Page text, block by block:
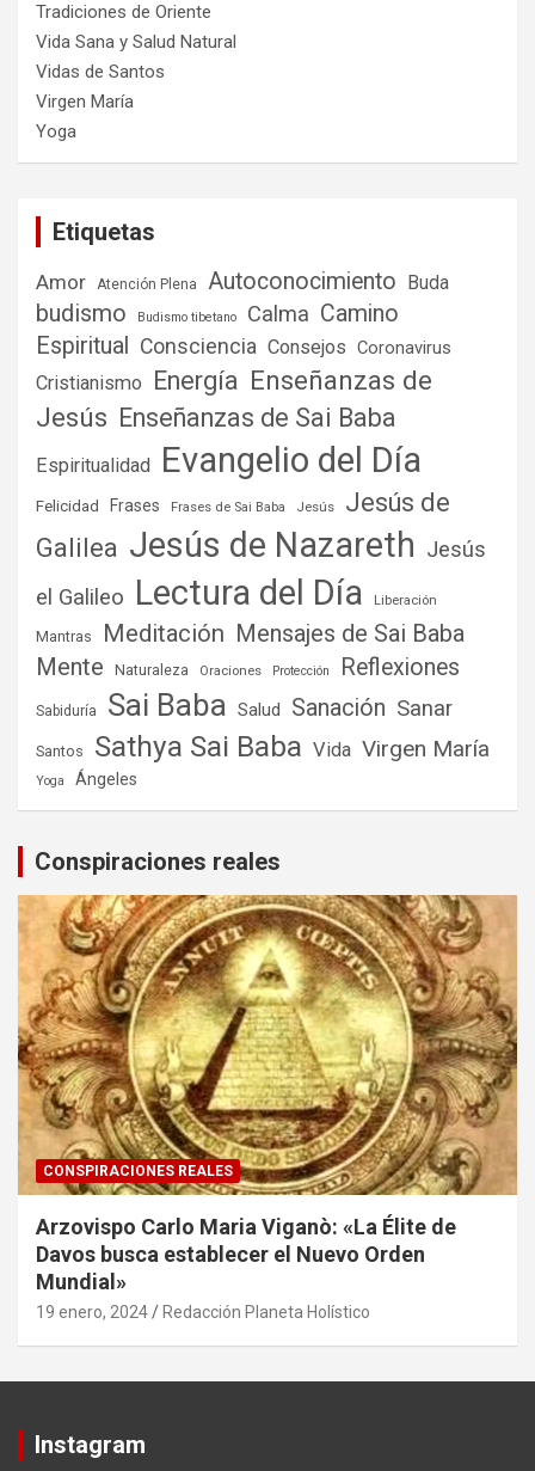
Tradiciones de Oriente
Vida Sana y Salud Natural
Vidas de Santos
Virgen María
Yoga
Etiquetas
Amor Atención Plena Autoconocimiento Buda
budismo Budismo tibetano Calma Camino
Espiritual
Consciencia Consejos Coronavirus
Cristianismo Energía Enseñanzas de
Jesús Enseñanzas de Sai Baba
Espiritualidad Evangelio del Día
Felicidad Frases Frases de Sai Baba Jesús
Jesús de
Galilea Jesús de Nazareth Jesús
el Galileo Lectura del Día Liberación
Mantras Meditación Mensajes de Sai Baba
Mente
Naturaleza Oraciones Protección Reflexiones
Sabiduría Sai Baba Salud Sanación Sanar
Santos Sathya Sai Baba Vida Virgen María
Yoga Ángeles
Conspiraciones reales
CONSPIRACIONES REALES
Arzovispo Carlo Maria Viganò: «La Élite de
Davos busca establecer el Nuevo Orden
Mundial»
19 enero, 2024 Redacción Planeta Holístico
Instagram